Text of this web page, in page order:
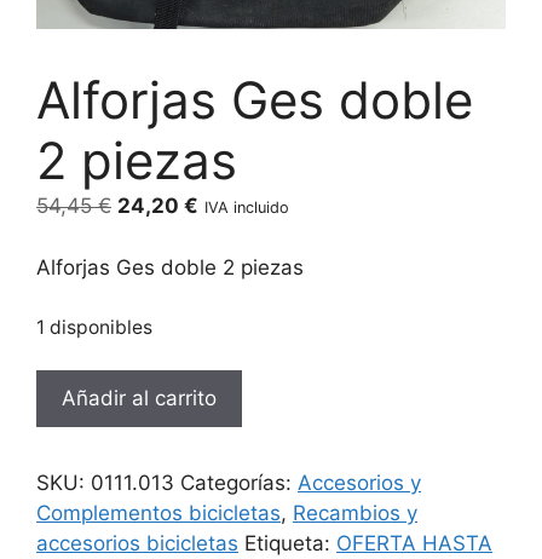
Alforjas Ges doble
2 piezas
54,45€ El
original
54,45 €.
24,20 € El
actual
IVA incluido
Alforjas Ges doble 2 piezas
1 disponibles
Ges
2
piezas
cantidad
Añadir al carrito
SKU: 0111.013 Categorías: Accesorios y
Complementos bicicletas, Recambios y
accesorios bicicletas Etiqueta: OFERTA HASTA